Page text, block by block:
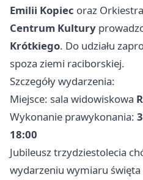
Emilii Kopiec oraz Orkiestra
Centrum Kultury
Krótkiego. Do udziału
spoza ziemi raciborskiej.
Szczegóły wydarzenia:
Miejsce: sala widowiskowa
Wykonanie prawykonania:
18:00
Jubileusz trzydziestolecia
wydarzeniu wymiaru